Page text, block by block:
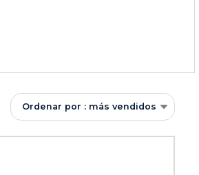
Ordenar por : más vendidos